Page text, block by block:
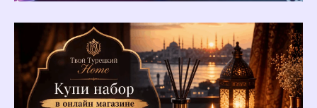
Заполните форму, мы свяжемся
с вами в течение 20 минут.
Остались вопросы?